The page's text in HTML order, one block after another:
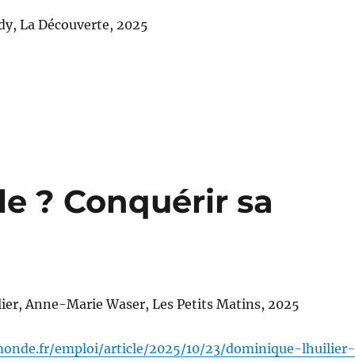
La Découverte, 2025
? Conquérir sa
Anne-Marie Waser, Les Petits Matins, 2025
emploi/article/2025/10/23/dominique-lhuilier-